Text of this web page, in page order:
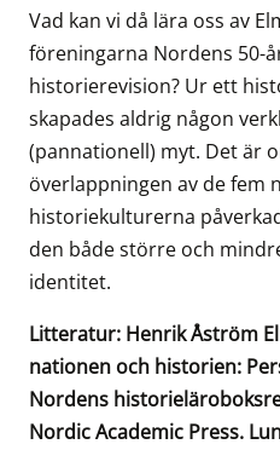
Vad kan vi då lära oss av
föreningarna Nordens 50-
historierevision? Ur ett
skapades aldrig någon
(pannationell) myt. Det är
överlappningen av de fem
historiekulturerna
den både större och
identitet.
Litteratur: Henrik Åström
nationen och historien:
Nordens
Nordic Academic Press.